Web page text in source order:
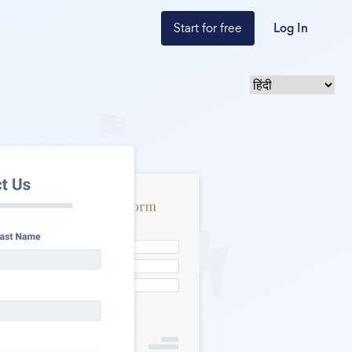
Start for free Log In